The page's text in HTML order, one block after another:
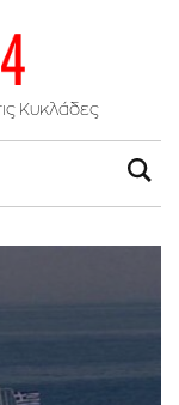
Κυκλάδες